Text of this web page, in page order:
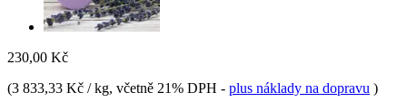
230,00 Kč
(3 833,33 Kč / kg, včetně 21% DPH - plus náklady na dopravu )